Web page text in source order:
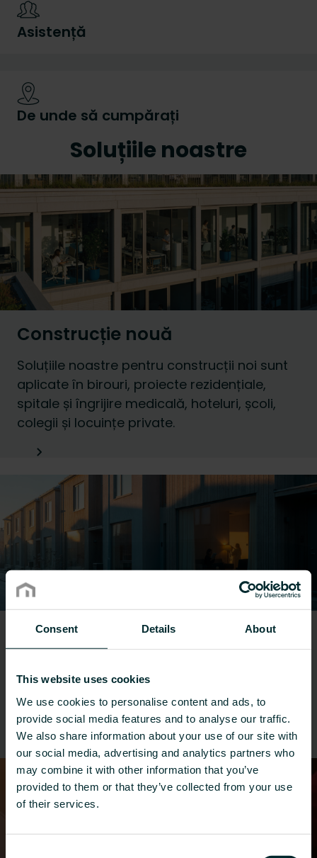
Consent Details About
This website uses cookies
We use cookies to personalise content and ads, to
provide social media features and to analyse our traffic.
We also share information about your use of our site with
our social media, advertising and analytics partners who
may combine it with other information that you’ve
provided to them or that they’ve collected from your use
of their services.
Asistență
De unde să cumpărați
Soluțiile noastre
Construcție nouă
Soluțiile noastre pentru construcții noi sunt
aplicate în birouri, proiecte rezidențiale,
spitale și îngrijire medicală, hoteluri, școli,
colegii și locuințe private.
Renovare
aplicate în birouri, proiecte rezidențiale,
spitale și îngrijire medicală, hoteluri, școli,
colegii și locuințe private.